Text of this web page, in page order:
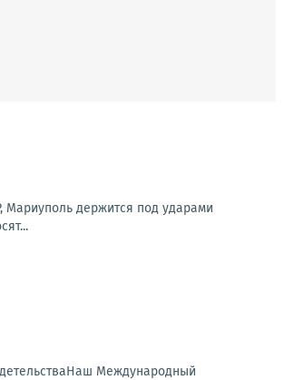
Мариуполь держится под ударами
Международный